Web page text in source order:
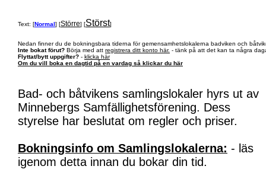
Text: [Normal] [Större] [Störst]
Nedan finner du de bokningsbara tiderna för gemensamhetslokalerna badviken och
Inte bokat förut? Börja med att registrera ditt konto här. - tänk på att det kan ta några
Flyttat/bytt uppgifter? - klicka här
Om du vill boka en dagtid på en vardag så klickar du här
Bad- och båtvikens samlingslokaler hyrs ut av
Minnebergs Samfällighetsförening. Dess
styrelse har beslutat om regler och priser.
Bokningsinfo om Samlingslokalerna: - läs
igenom detta innan du bokar din tid.